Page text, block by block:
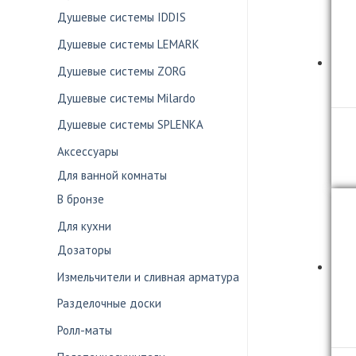
Душевые системы IDDIS
Душевые системы LEMARK
Душевые системы ZORG
Душевые системы Milardo
Душевые системы SPLENKA
Аксессуары
Для ванной комнаты
В бронзе
Для кухни
Дозаторы
Измельчители и сливная арматура
Разделочные доски
Ролл-маты